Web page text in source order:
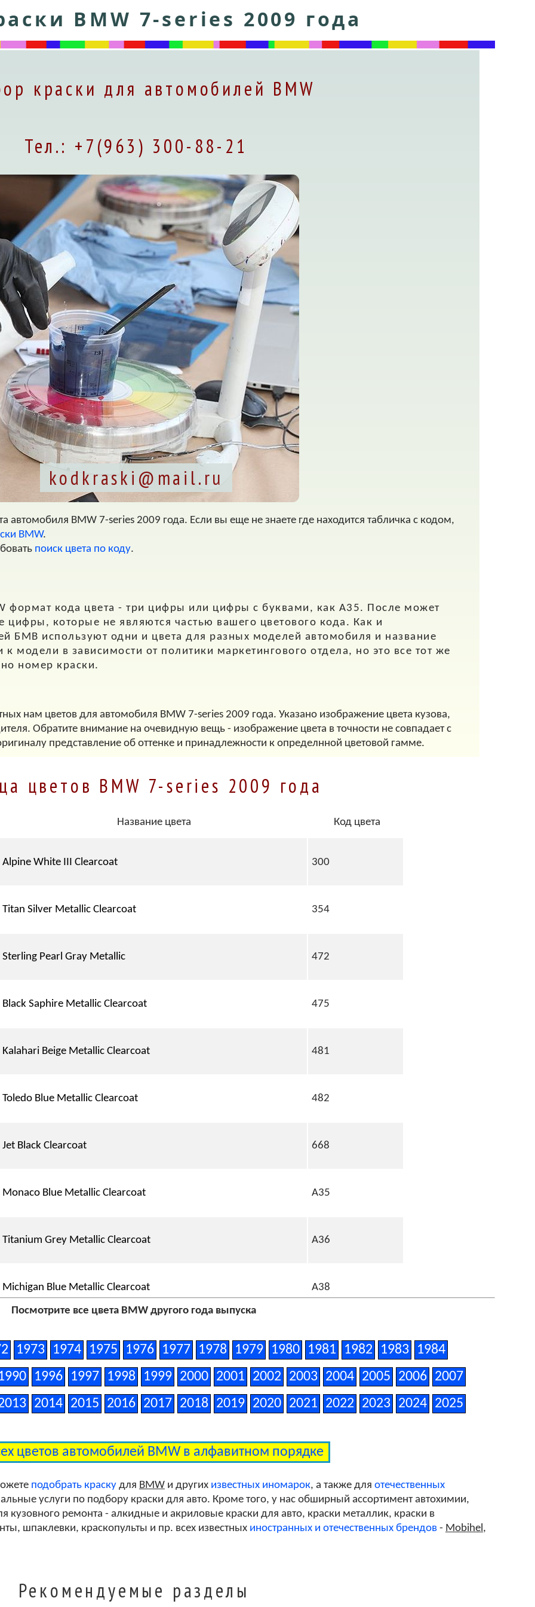
BMW 7-series 2009 года
краски для автомобилей BMW
Тел.: +7(963) 300-88-21
kodkraski@mail.ru
автомобиля BMW 7-series 2009 года. Если вы еще не знаете где находится табличка с кодом,
BMW.
поиск цвета по коду.
формат кода цвета - три цифры или цифры с буквами, как A35. После может
цифры, которые не являются частью вашего цветового кода. Как и
БМВ используют одни и цвета для разных моделей автомобиля и название
модели в зависимости от политики маркетингового отдела, но это все тот же
номер краски.
нам цветов для автомобиля BMW 7-series 2009 года. Указано изображение цвета кузова,
Обратите внимание на очевидную вещь - изображение цвета в точности не совпадает с
представление об оттенке и принадлежности к определнной цветовой гамме.
цветов BMW 7-series 2009 года
Название цвета Код цвета
Alpine White III Clearcoat 300
Titan Silver Metallic Clearcoat 354
Sterling Pearl Gray Metallic 472
Black Saphire Metallic Clearcoat 475
Kalahari Beige Metallic Clearcoat 481
Toledo Blue Metallic Clearcoat 482
Jet Black Clearcoat 668
Monaco Blue Metallic Clearcoat A35
Titanium Grey Metallic Clearcoat A36
Michigan Blue Metallic Clearcoat A38
Deep Green Metallic Clearcoat A43
Milano Beige Metallic Clearcoat A84
Посмотрите все цвета BMW другого года выпуска
1973 1974 1975 1976 1977 1978 1979 1980 1981 1982 1983
1984
1996 1997 1998 1999 2000 2001 2002 2003 2004 2005 2006 2007
2014 2015 2016 2017 2018 2019 2020 2021 2022 2023 2024 2025
цветов автомобилей BMW в алфавитном порядке
подобрать краскудля BMWи других известных иномарок, а также для отечественных
услуги по подбору краски для авто. Кроме того, у нас обширный ассортимент автохимии,
кузовного ремонта - алкидные и акриловые краски для авто, краски металлик, краски в
шпаклевки, краскопульты и пр. всех известных иностранных и отечественных брендов- Mobihel,
Рекомендуемые разделы